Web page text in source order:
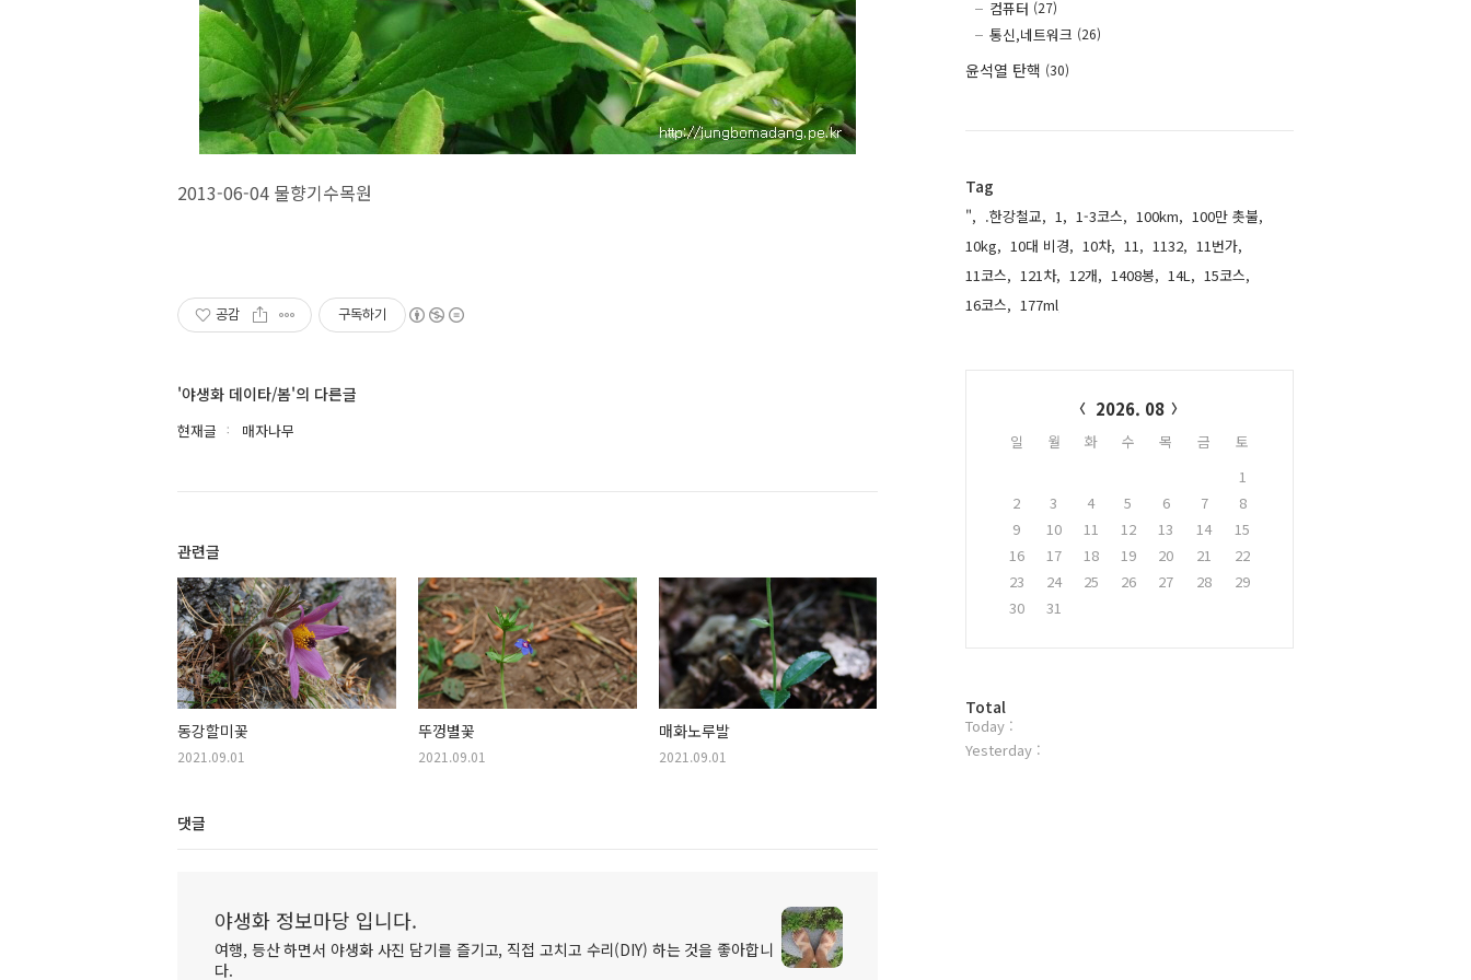
2013-06-04 물향기수목원
공감 구독하기
'야생화 데이타/봄'의 다른글
현재글 매자나무
관련글
동강할미꽃
2021.09.01
뚜껑별꽃
2021.09.01
매화노루발
2021.09.01
댓글
야생화 정보마당 입니다.
여행, 등산 하면서 야생화 사진 담기를 즐기고, 직접 고치고 수리(DIY) 하는 것을 좋아합니
다.
컴퓨터 (27)
통신,네트워크 (26)
윤석열 탄핵 (30)
Tag
", .한강철교, 1, 1-3코스, 100km, 100만 촛불,
10kg, 10대 비경, 10차, 11, 1132, 11번가,
11코스, 121차, 12개, 1408봉, 14L, 15코스,
16코스, 177ml,
2026. 08
일 월 화 수 목 금
토
1
2
3 4 5 6 7
8
9
10 11 12 13 14
15
16
17 18 19 20 21
22
23
24 25 26 27 28
29
30
31
방
문
자
Total
Today :
Yesterday :